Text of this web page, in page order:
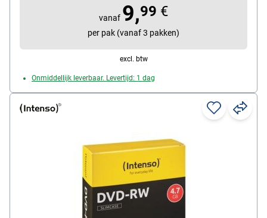
Inhoud per pak: 25 stuk(s)
vanaf 9,99 €
per pak (vanaf 3 pakken)
excl. btw
Onmiddellijk leverbaar. Levertijd: 1 dag